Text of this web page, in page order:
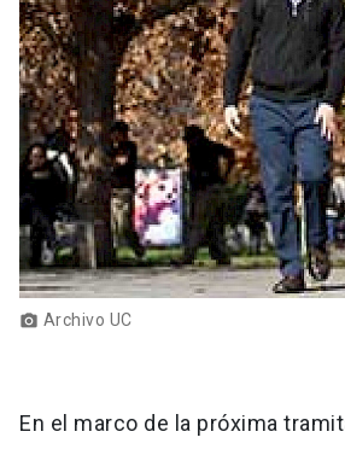
Padres y familia
Vecinos launch
Mi Portal UC launch
Medios Biblioteca launch
Donaciones launch
photo_camera Archivo UC
En el marco de la próxima